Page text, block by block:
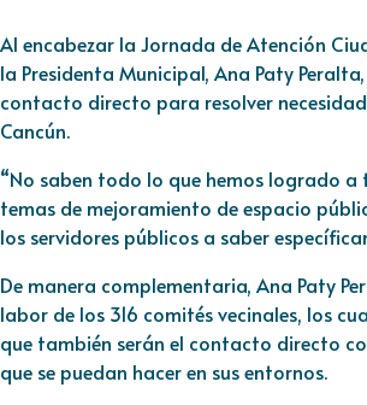
Al encabezar la Jornada de Atención
la Presidenta Municipal, Ana Paty
contacto directo para resolver
Cancún.
“No saben todo lo que hemos logrado
temas de mejoramiento de espacio
los servidores públicos a saber
De manera complementaria, Ana Paty
labor de los 316 comités vecinales, los
que también serán el contacto directo
que se puedan hacer en sus entornos.